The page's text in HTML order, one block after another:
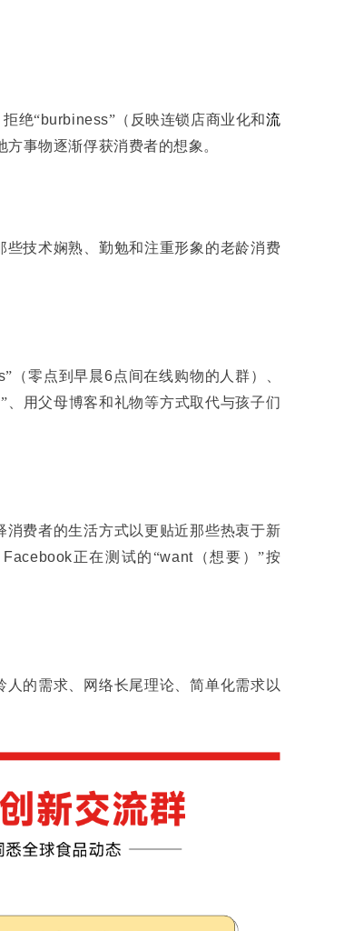
绝“burbiness”（反映连锁店商业化和流
事物逐渐俘获消费者的想象。
技术娴熟、勤勉和注重形象的老龄消费
”（零点到早晨6点间在线购物的人群）、
、用父母博客和礼物等方式取代与孩子们
费者的生活方式以更贴近那些热衷于新
Facebook正在测试的“want（想要）”按
的需求、网络长尾理论、简单化需求以